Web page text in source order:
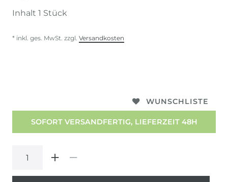
Inhalt 1 Stück
* inkl. ges. MwSt. zzgl. Versandkosten
WUNSCHLISTE
SOFORT VERSANDFERTIG, LIEFERZEIT 48H